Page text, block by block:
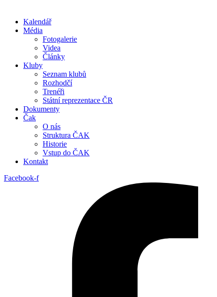
Kalendář
Média
Fotogalerie
Videa
Články
Kluby
Seznam klubů
Rozhodčí
Trenéři
Státní reprezentace ČR
Dokumenty
Čak
O nás
Struktura ČAK
Historie
Vstup do ČAK
Kontakt
Facebook-f